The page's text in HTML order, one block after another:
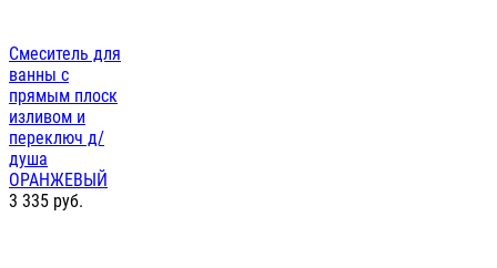
Смеситель для
ванны с
прямым плоск
изливом и
переключ д/
душа
ОРАНЖЕВЫЙ
3 335 руб.